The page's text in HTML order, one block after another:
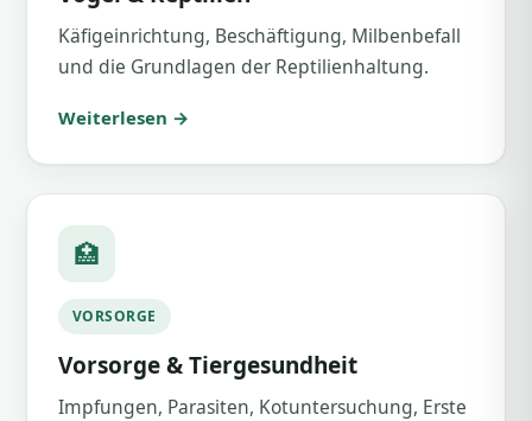
Käfigeinrichtung, Beschäftigung, Milbenbefall
und die Grundlagen der Reptilienhaltung.
Weiterlesen →
🏥
VORSORGE
Vorsorge & Tiergesundheit
Impfungen, Parasiten, Kotuntersuchung, Erste